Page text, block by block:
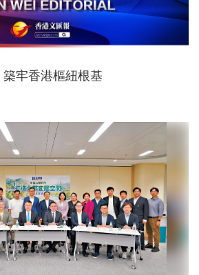
離岸國債期貨掛牌 築牢香港樞紐根基